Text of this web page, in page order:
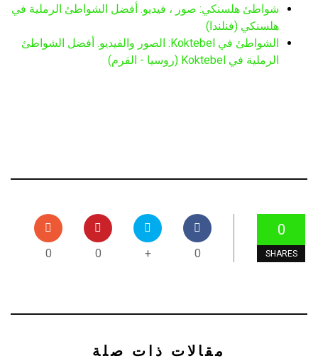
شواطئ هلسنكي: صور ، فيديو. أفضل الشواطئ الرملية في
هلسنكي (فنلندا)
الشواطئ في Koktebel: الصور والفيديو. أفضل الشواطئ
الرملية في Koktebel (روسيا - القرم)
0
SHARES
0
+
0
0
مقالات ذات صلة